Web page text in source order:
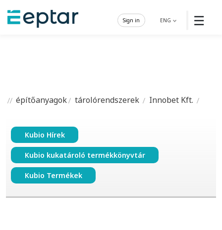
☰
ENG
Sign in
építőanyagok tárolórendszerek Innobet Kft.
Kubio Hírek
Kubio kukatároló termékkönyvtár
Kubio Termékek